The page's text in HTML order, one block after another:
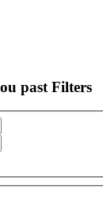
past Filters